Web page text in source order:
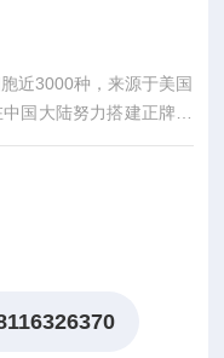
近3000种，来源于美国
国大陆努力搭建正牌细
外，还有更多相关实验